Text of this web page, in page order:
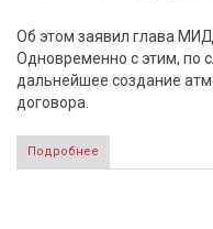
Об этом заявил глава
Одновременно с этим, по
дальнейшее создание
договора.
Подробнее